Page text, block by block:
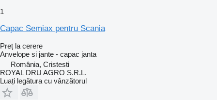
1
Capac Semiax pentru Scania
Preț la cerere
Anvelope si jante - capac janta
România, Cristesti
ROYAL DRU AGRO S.R.L.
Luați legătura cu vânzătorul